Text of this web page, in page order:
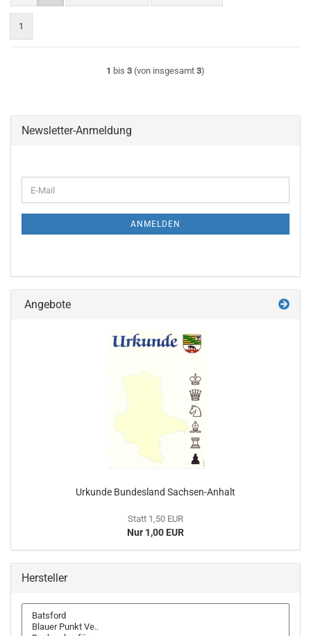
1
1 bis 3 (von insgesamt 3)
Newsletter-Anmeldung
ZUR
E-
Mail
ANMELDEN
Angebote
Urkunde Bundesland Sachsen-Anhalt
Statt 1,50 EUR
Nur 1,00 EUR
Hersteller